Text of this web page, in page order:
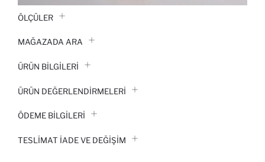
ÖLÇÜLER
MAĞAZADA ARA
ÜRÜN BILGILERI
ÜRÜN DEĞERLENDİRMELERİ
ÖDEME BİLGİLERİ
TESLIMAT İADE VE DEĞIŞIM